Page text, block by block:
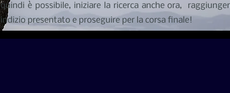
quindi è possibile, iniziare la ricerca anche ora,
indizio presentato e proseguire per la corsa finale!